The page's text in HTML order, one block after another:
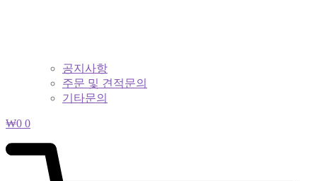
공지사항
주문 및 견적문의
기타문의
₩0 0